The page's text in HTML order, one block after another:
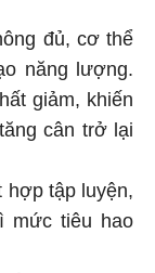
đủ, cơ thể
năng lượng.
giảm, khiến
cân trở lại
hợp tập luyện,
mức tiêu hao